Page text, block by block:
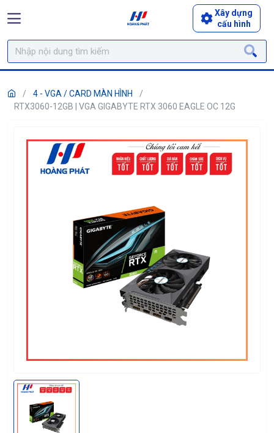
Xây dựng
cấu hình
4 - VGA / CARD MÀN HÌNH
RTX3060-12GB | VGA GIGABYTE RTX 3060 EAGLE OC 12G